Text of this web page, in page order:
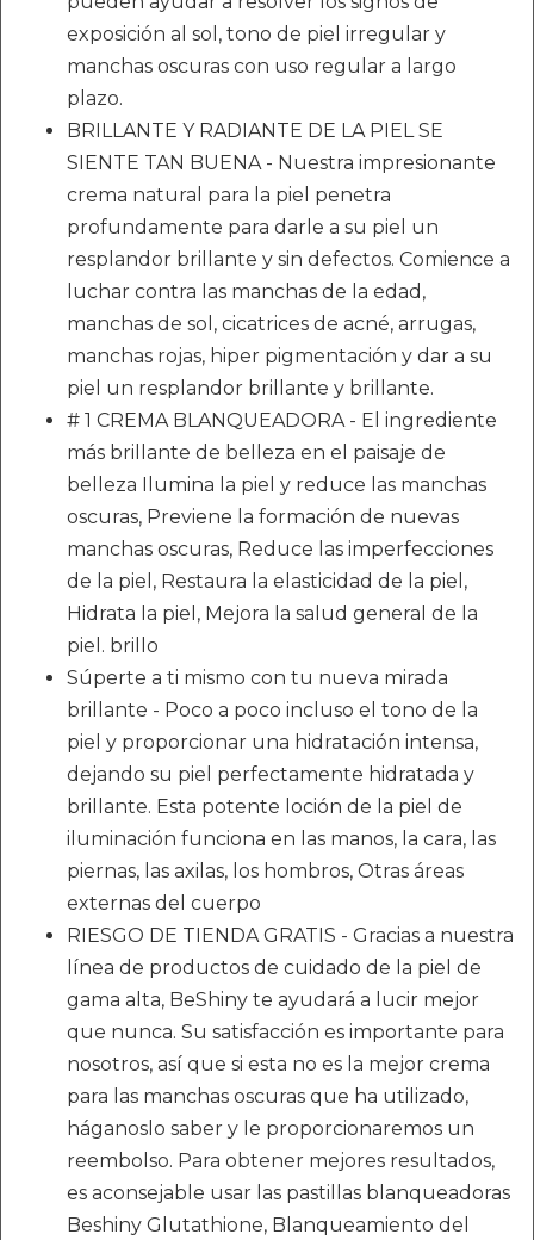
exposición al sol, tono de piel irregular y
manchas oscuras con uso regular a largo
plazo.
BRILLANTE Y RADIANTE DE LA PIEL SE
SIENTE TAN BUENA - Nuestra impresionante
crema natural para la piel penetra
profundamente para darle a su piel un
resplandor brillante y sin defectos. Comience a
luchar contra las manchas de la edad,
manchas de sol, cicatrices de acné, arrugas,
manchas rojas, hiper pigmentación y dar a su
piel un resplandor brillante y brillante.
# 1 CREMA BLANQUEADORA - El ingrediente
más brillante de belleza en el paisaje de
belleza Ilumina la piel y reduce las manchas
oscuras, Previene la formación de nuevas
manchas oscuras, Reduce las imperfecciones
de la piel, Restaura la elasticidad de la piel,
Hidrata la piel, Mejora la salud general de la
piel. brillo
Súperte a ti mismo con tu nueva mirada
brillante - Poco a poco incluso el tono de la
piel y proporcionar una hidratación intensa,
dejando su piel perfectamente hidratada y
brillante. Esta potente loción de la piel de
iluminación funciona en las manos, la cara, las
piernas, las axilas, los hombros, Otras áreas
externas del cuerpo
RIESGO DE TIENDA GRATIS - Gracias a nuestra
línea de productos de cuidado de la piel de
gama alta, BeShiny te ayudará a lucir mejor
que nunca. Su satisfacción es importante para
nosotros, así que si esta no es la mejor crema
para las manchas oscuras que ha utilizado,
háganoslo saber y le proporcionaremos un
reembolso. Para obtener mejores resultados,
es aconsejable usar las pastillas blanqueadoras
Beshiny Glutathione, Blanqueamiento del